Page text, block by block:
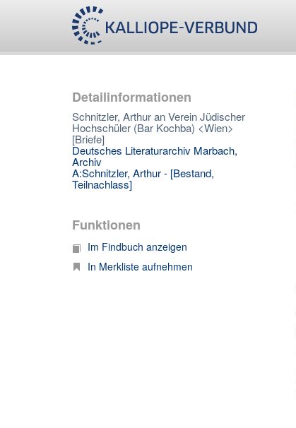
Detailinformationen
Schnitzler, Arthur an Verein Jüdischer
Hochschüler (Bar Kochba) <Wien>
[Briefe]
Deutsches Literaturarchiv Marbach,
Archiv
A:Schnitzler, Arthur - [Bestand,
Teilnachlass]
Funktionen
Im Findbuch anzeigen
In Merkliste aufnehmen